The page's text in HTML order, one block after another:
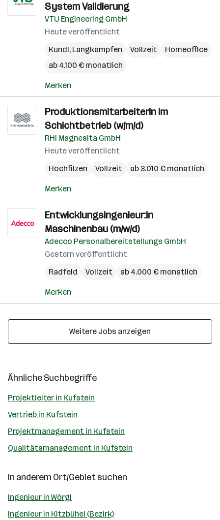
System Validierung
VTU Engineering GmbH
Heute veröffentlicht
Kundl, Langkampfen Vollzeit
Homeoffice
ab 4.100 € monatlich
Merken
ProduktionsmitarbeiterIn im
Schichtbetrieb (w/m/d)
RHI Magnesita GmbH
Heute veröffentlicht
Hochfilzen
Vollzeit ab 3.010 € monatlich
Merken
Entwicklungsingenieur:in
Maschinenbau (m/w/d)
Adecco Personalbereitstellungs GmbH
Gestern veröffentlicht
Radfeld
Vollzeit ab 4.000 € monatlich
Merken
Weitere Jobs anzeigen
Ähnliche Suchbegriffe
Projektleiter in Kufstein
Vertrieb in Kufstein
Projektmanagement in Kufstein
Qualitätsmanagement in Kufstein
In anderem Ort/Gebiet suchen
Ingenieur in Wörgl
Ingenieur in Kitzbühel (Bezirk)